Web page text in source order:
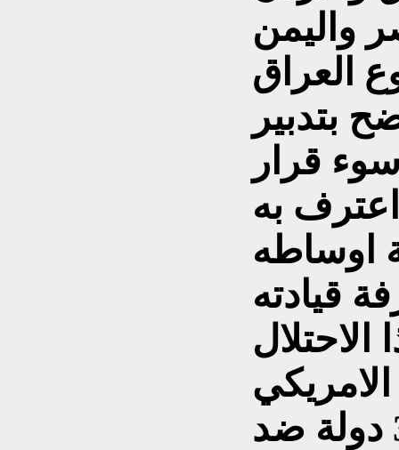
العراق
بتدبير
قرار
به
اوساطه
قيادته
الاحتلال
السافرومعها أكثر من 33 دولة ضد